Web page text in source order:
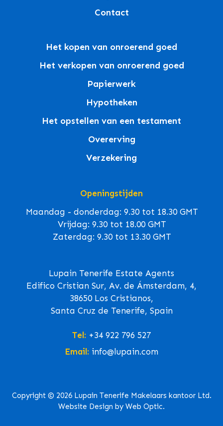
Contact
Het kopen van onroerend goed
Het verkopen van onroerend goed
Papierwerk
Hypotheken
Het opstellen van een testament
Overerving
Verzekering
Openingstijden
Maandag - donderdag: 9.30 tot 18.30 GMT
Vrijdag: 9.30 tot 18.00 GMT
Zaterdag: 9.30 tot 13.30 GMT
Lupain Tenerife Estate Agents
Edifico Cristian Sur, Av. de Ámsterdam, 4,
38650 Los Cristianos,
Santa Cruz de Tenerife, Spain
Tel: +34 922 796 527
Email: info@lupain.com
Copyright © 2026 Lupain Tenerife Makelaars kantoor Ltd.
Website Design by Web Optic.